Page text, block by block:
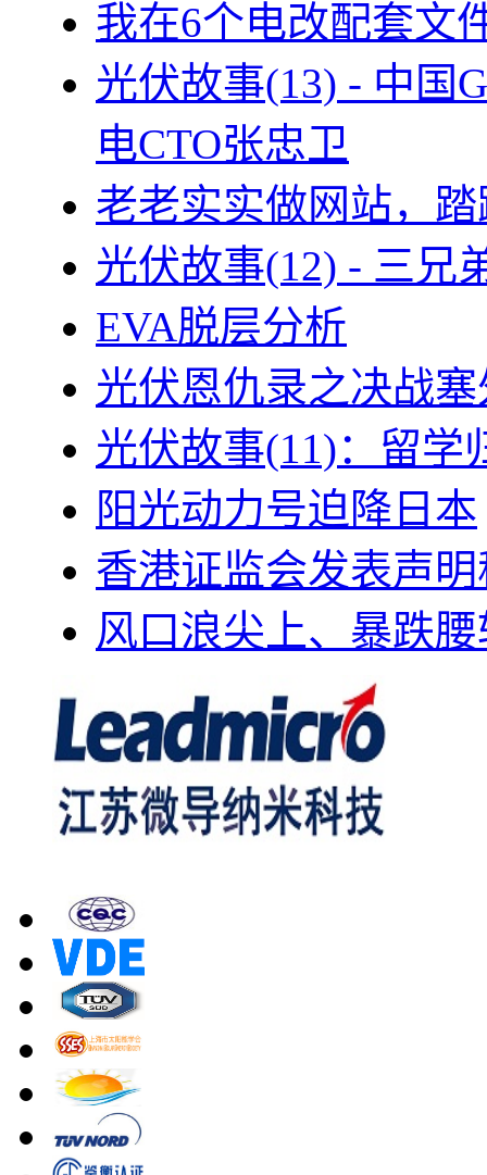
我在6个电改配套文
光伏故事(13) - 中国
电CTO张忠卫
老老实实做网站，
光伏故事(12) - 三兄
EVA脱层分析
光伏恩仇录之决战
光伏故事(11)：留学
阳光动力号迫降日本
香港证监会发表声
风口浪尖上、暴跌